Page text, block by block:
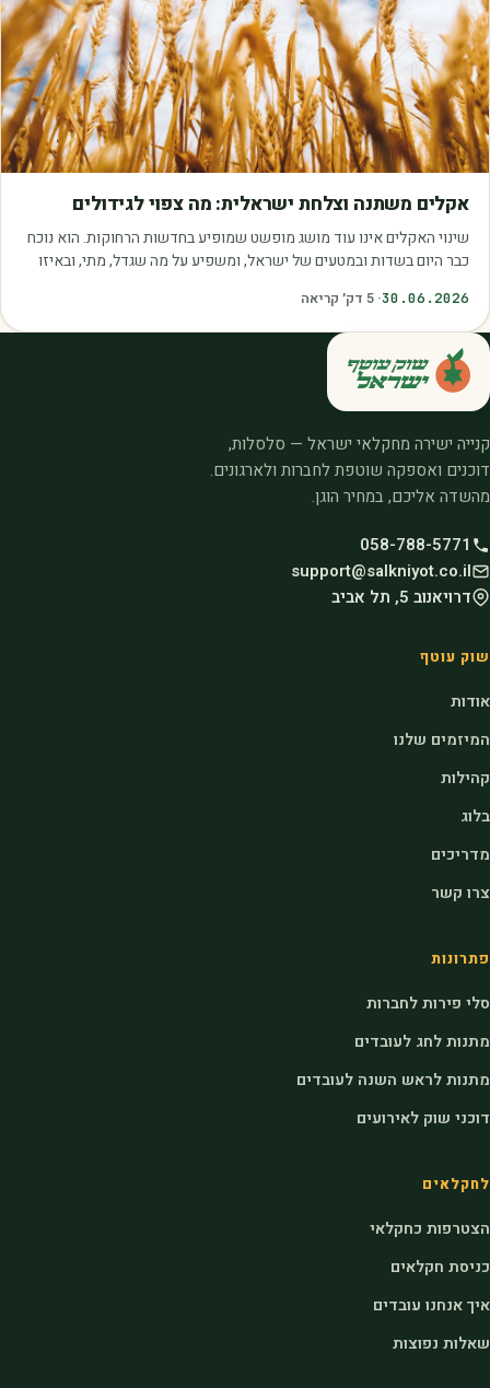
אקלים משתנה וצלחת ישראלית: מה צפוי לגידולים
שינוי האקלים אינו עוד מושג מופשט שמופיע בחדשות הרחוקות. הוא נוכח
כבר היום בשדות ובמטעים של ישראל, ומשפיע על מה שגדל, מתי, ובאיזו
30.06.2026
·
5 דק׳ קריאה
קנייה ישירה מחקלאי ישראל — סלסלות,
דוכנים ואספקה שוטפת לחברות ולארגונים.
מהשדה אליכם, במחיר הוגן.
058-788-5771
support@salkniyot.co.il
דרויאנוב 5, תל אביב
שוק עוטף
אודות
המיזמים שלנו
קהילות
בלוג
מדריכים
צרו קשר
פתרונות
סלי פירות לחברות
מתנות לחג לעובדים
מתנות לראש השנה לעובדים
דוכני שוק לאירועים
לחקלאים
הצטרפות כחקלאי
כניסת חקלאים
איך אנחנו עובדים
שאלות נפוצות